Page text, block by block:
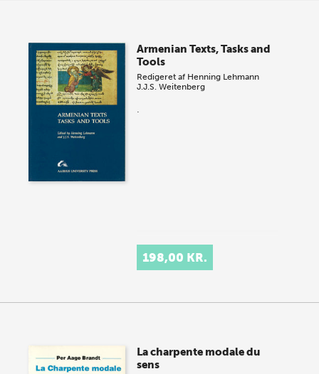
Armenian Texts, Tasks and
Tools
Redigeret af Henning Lehmann
J.J.S. Weitenberg
.
198,00 KR.
La charpente modale du
sens